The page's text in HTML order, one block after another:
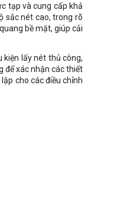
tạp và cung cấp khả
sắc nét cao, trong rõ
bề mặt, giúp cải
kiện lấy nét thủ công,
để xác nhận các thiết
cho các điều chỉnh